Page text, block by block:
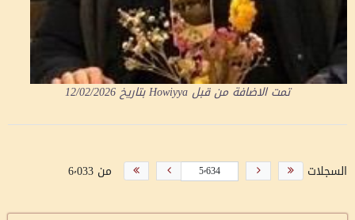
تمت الاضافة من قبلHowiyyaبتاريخ12/02/2026
السجلات من 6٬033